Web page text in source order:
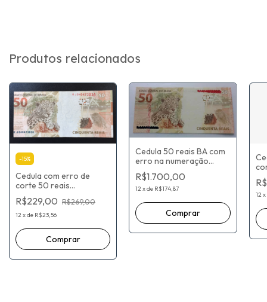
Produtos relacionados
-15%
Cedula com erro de
corte 50 reais
KJ040473036
R$229,00 R$269,00
12 xde R$23,56
Cedula 50 reais BA com
erro na numeração
batida dupla
R$1.700,00
12 xde R$174,87
12 x